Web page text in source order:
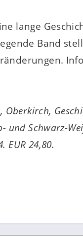
lange
Band
Oberkirch,
und Schwarz-
EUR 24,80.